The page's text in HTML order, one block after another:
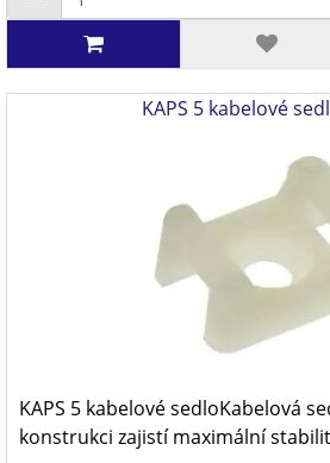
KAPS 5 kabelové
KAPS 5 kabelové sedloKabelová
konstrukci zajistí maximální